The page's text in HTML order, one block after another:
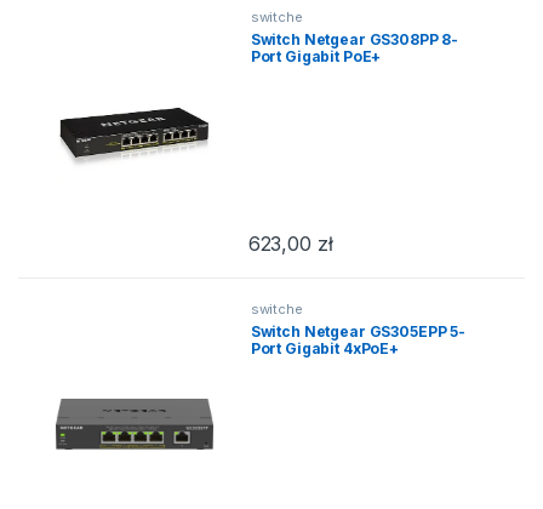
switche
Switch Netgear GS308PP 8-
Port Gigabit PoE+
623,00 zł
switche
Switch Netgear GS305EPP 5-
Port Gigabit 4xPoE+